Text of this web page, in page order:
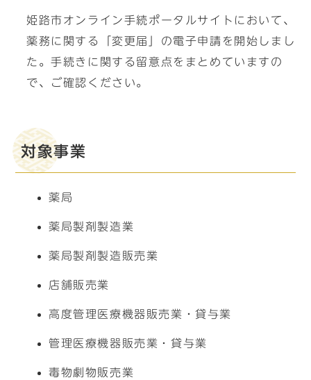
姫路市オンライン手続ポータルサイトにおいて、
薬務に関する「変更届」の電子申請を開始しまし
た。手続きに関する留意点をまとめていますの
で、ご確認ください。
対象事業
薬局
薬局製剤製造業
薬局製剤製造販売業
店舗販売業
高度管理医療機器販売業・貸与業
管理医療機器販売業・貸与業
毒物劇物販売業